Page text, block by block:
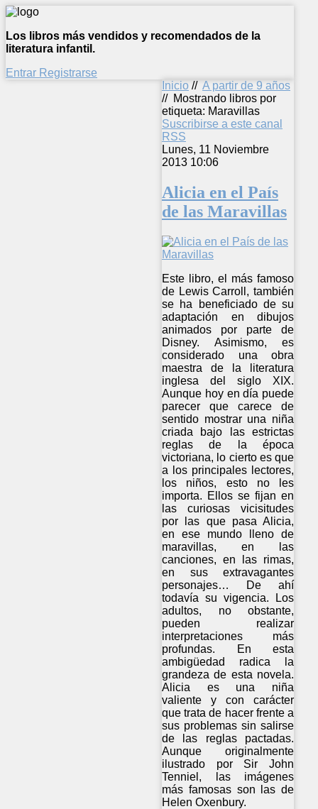
Los libros más vendidos y recomendados de la
literatura infantil.
Entrar Registrarse
Inicio // A partir de 9 años
// Mostrando libros por
etiqueta: Maravillas
Suscribirse a este canal
RSS
Lunes, 11 Noviembre
2013 10:06
Alicia en el País
de las Maravillas
Este libro, el más famoso
de Lewis Carroll, también
se ha beneficiado de su
adaptación en dibujos
animados por parte de
Disney. Asimismo, es
considerado una obra
maestra de la literatura
inglesa del siglo XIX.
Aunque hoy en día puede
parecer que carece de
sentido mostrar una niña
criada bajo las estrictas
reglas de la época
victoriana, lo cierto es que
a los principales lectores,
los niños, esto no les
importa. Ellos se fijan en
las curiosas vicisitudes
por las que pasa Alicia,
en ese mundo lleno de
maravillas, en las
canciones, en las rimas,
en sus extravagantes
personajes… De ahí
todavía su vigencia. Los
adultos, no obstante,
pueden realizar
interpretaciones más
profundas. En esta
ambigüedad radica la
grandeza de esta novela.
Alicia es una niña
valiente y con carácter
que trata de hacer frente a
sus problemas sin salirse
de las reglas pactadas.
Aunque originalmente
ilustrado por Sir John
Tenniel, las imágenes
más famosas son las de
Helen Oxenbury.